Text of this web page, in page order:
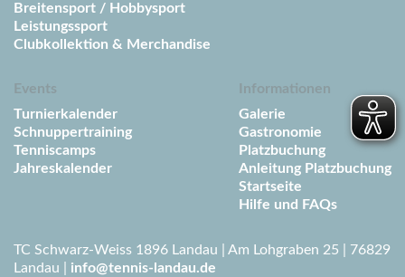
Breitensport / Hobbysport
Leistungssport
Clubkollektion & Merchandise
Events
Turnierkalender
Schnuppertraining
Tenniscamps
Jahreskalender
Informationen
Galerie
Gastronomie
Platzbuchung
Anleitung Platzbuchung
Startseite
Hilfe und FAQs
TC Schwarz-Weiss 1896 Landau | Am Lohgraben 25 | 76829
Landau | info@tennis-landau.de